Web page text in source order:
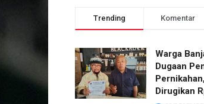
Trending Komentar
Warga
Dugaan
Dirugikan